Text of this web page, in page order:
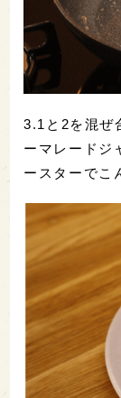
3.1と2を混ぜ
ーマレードジ
ースターでこ